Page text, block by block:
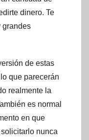
dinero. Te
grandes
de estas
que parecerán
realmente la
es normal
en que
nunca